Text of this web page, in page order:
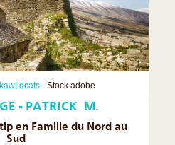
- Stock.adobe
- PATRICK M.
en Famille du Nord au
Sud